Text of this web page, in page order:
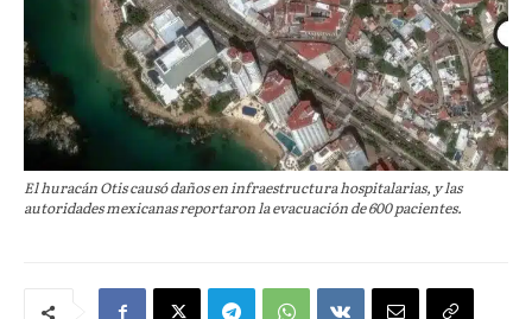
El huracán Otis causó daños en infraestructura hospitalarias, y las
autoridades mexicanas reportaron la evacuación de 600 pacientes.